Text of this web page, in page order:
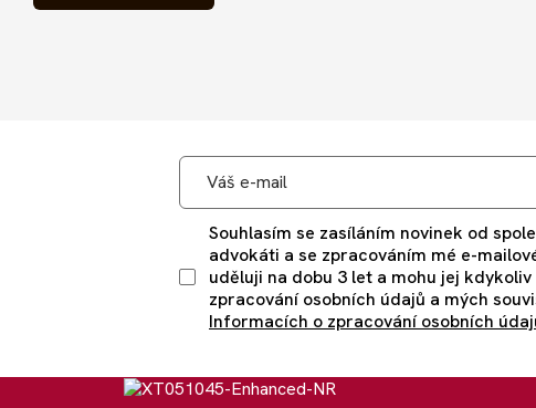
Souhlasím se zasíláním novinek od
advokáti a se zpracováním mé e-
uděluji na dobu 3 let a mohu jej
zpracování osobních údajů a mých
Informacích o zpracování osobních